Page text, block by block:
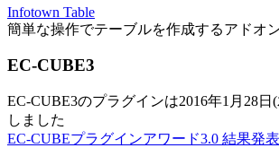
Infotown Table
簡単な操作でテーブルを作成するアドオ
EC-CUBE3
EC-CUBE3のプラグインは2016年1月28
しました
EC-CUBEプラグインアワード3.0 結果発